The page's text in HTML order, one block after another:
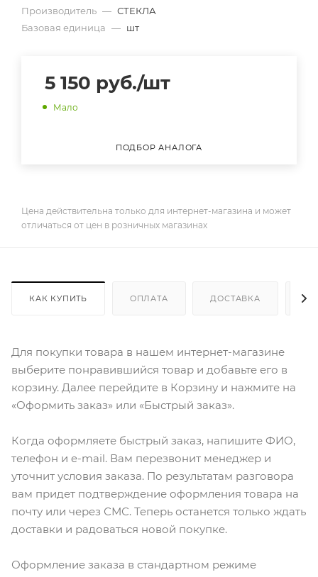
Производитель — СТЕКЛА
Базовая единица — шт
5 150 руб./шт
Мало
ПОДБОР АНАЛОГА
Цена действительна только для интернет-магазина и может
отличаться от цен в розничных магазинах
КАК КУПИТЬ ОПЛАТА ДОСТАВКА
Для покупки товара в нашем интернет-магазине
выберите понравившийся товар и добавьте его в
корзину. Далее перейдите в Корзину и нажмите на
«Оформить заказ» или «Быстрый заказ».
Когда оформляете быстрый заказ, напишите ФИО,
телефон и e-mail. Вам перезвонит менеджер и
уточнит условия заказа. По результатам разговора
вам придет подтверждение оформления товара на
почту или через СМС. Теперь останется только ждать
доставки и радоваться новой покупке.
Оформление заказа в стандартном режиме